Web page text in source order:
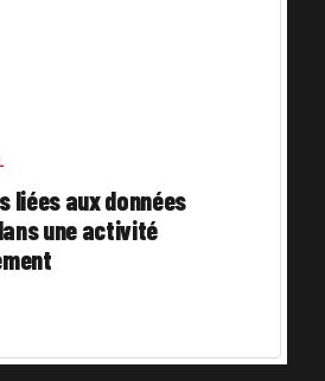
liées aux données
une activité